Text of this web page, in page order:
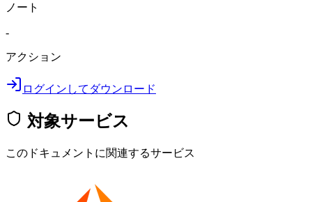
ノート
-
アクション
ログインしてダウンロード
対象サービス
このドキュメントに関連するサービス